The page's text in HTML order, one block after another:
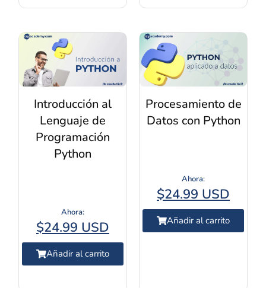
Introducción al
Lenguaje de
Programación
Python
$24.99 USD
Añadir al carrito
Procesamiento de
Datos con Python
$24.99 USD
Añadir al carrito